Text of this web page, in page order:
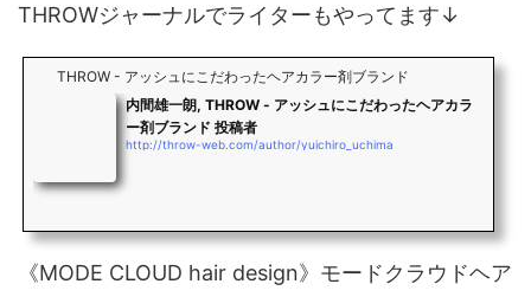
THROWジャーナルでライターもやってます↓
THROW - アッシュにこだわったヘアカラー剤ブランド
内間雄一朗, THROW - アッシュにこだわったヘアカラ
ー剤ブランド 投稿者
http://throw-web.com/author/yuichiro_uchima
《MODE CLOUD hair design》モードクラウドヘア